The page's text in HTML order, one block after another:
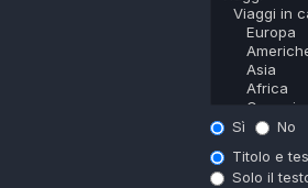
Sì
No
Titolo e
Solo il